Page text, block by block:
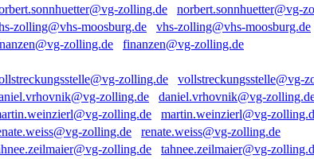
norbert.sonnhuetter@vg-
vhs-zolling@vhs-moosburg.de
finanzen@vg-zolling.de
vollstreckungsstelle@vg-
daniel.vrhovnik@vg-
martin.weinzierl@vg-
renate.weiss@vg-zolling.de
tahnee.zeilmaier@vg-